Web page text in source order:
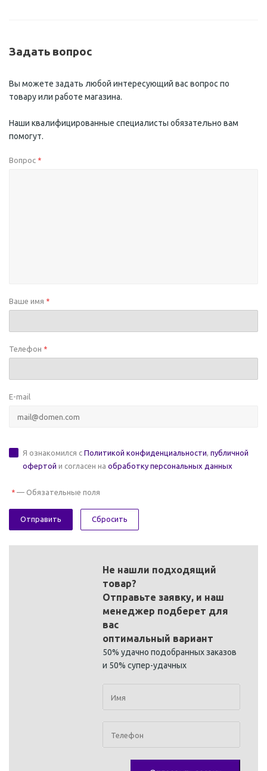
Задать вопрос
Вы можете задать любой интересующий вас вопрос по
товару или работе магазина.
Наши квалифицированные специалисты обязательно вам
помогут.
Вопрос *
Ваше имя *
Телефон *
E-mail
Я ознакомился с Политикой конфиденциальности, публичной
офертой и согласен на обработку персональных данных
* — Обязательные поля
Сбросить
Не нашли подходящий
товар?
Отправьте заявку, и наш
менеджер подберет для
вас
оптимальный вариант
50% удачно подобранных заказов
и 50% супер-удачных